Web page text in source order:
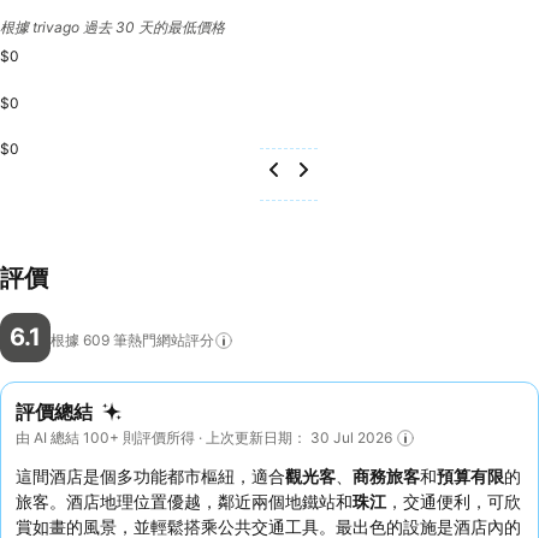
根據 trivago 過去 30 天的最低價格
$0
$0
$0
評價
6.1 根據 609 筆熱門網站評分
評價總結
由 AI 總結 100+ 則評價所得 · 上次更新日期： 30 Jul 2026
這間酒店是個多功能都市樞紐，適合觀光客 商務旅客和預算有限的
旅客。酒店地理位置優越，鄰近兩個地鐵站和珠江 ，交通便利，可欣
賞如畫的風景，並輕鬆搭乘公共交通工具。最出色的設施是酒店內的